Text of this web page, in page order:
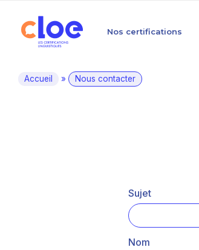
Nos certifications
Accueil » Nous contacter
Sujet
Nom